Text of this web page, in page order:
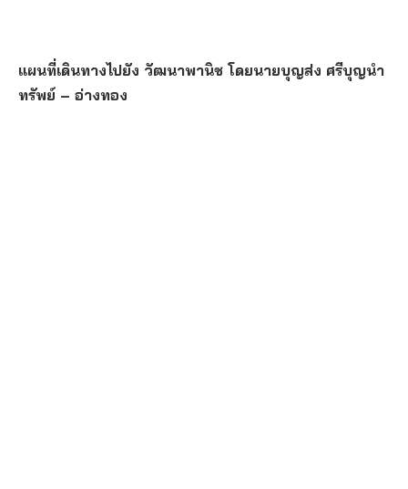
แผนที่เดินทางไปยัง วัฒนาพานิช โดยนายบุญส่ง ศรีบุญนำ
ทรัพย์ – อ่างทอง